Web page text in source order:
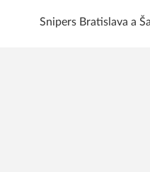
Snipers Bratislava a